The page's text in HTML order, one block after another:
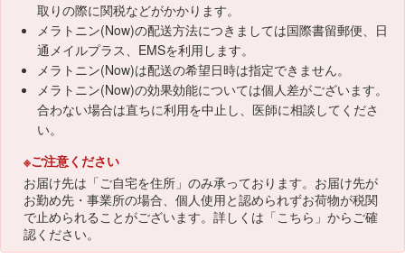
取りの際に関税などがかかります。
メラトニン(Now)の配送方法につきましては国際書留郵便、日
通メイルプラス、EMSを利用します。
メラトニン(Now)は配送の希望日時は指定できません。
メラトニン(Now)の効果効能については個人差がございます。
合わない場合は直ちに利用を中止し、医師に相談してくださ
い。
※ご注意ください
お届け先は「ご自宅を住所」のみ承っております。お届け先が
お勤め先・事業所の場合、個人使用と認められずお荷物が税関
で止められることがございます。詳しくは「こちら 」からご確
認ください。